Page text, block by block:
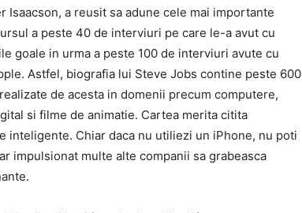
a reusit sa adune cele mai importante
a peste 40 de interviuri pe care le-a avut cu
goale in urma a peste 100 de interviuri avute cu
Astfel, biografia lui Steve Jobs contine peste 600
de acesta in domenii precum computere,
si filme de animatie. Cartea merita citita
inteligente. Chiar daca nu utiliezi un iPhone, nu poti
impulsionat multe alte companii sa grabeasca